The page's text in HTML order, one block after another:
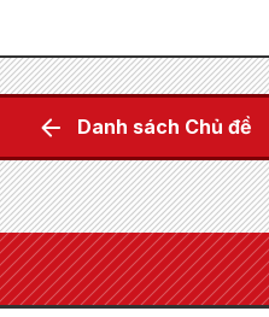
Danh sách Chủ đề